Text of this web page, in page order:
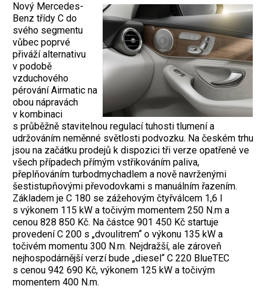
Nový Mercedes-
Benz třídy C do
svého segmentu
vůbec poprvé
přiváží alternativu
v podobě
vzduchového
pérování Airmatic na
obou nápravách
v kombinaci
s průběžně stavitelnou regulací tuhosti tlumení a
udržováním neměnné světlosti podvozku. Na českém trhu
jsou na začátku prodejů k dispozici tři verze opatřené ve
všech případech přímým vstřikováním paliva,
přeplňováním turbodmychadlem a nově navrženými
šestistupňovými převodovkami s manuálním řazením.
Základem je C 180 se zážehovým čtyřválcem 1,6 l
s výkonem 115 kW a točivým momentem 250 N.m a
cenou 828 850 Kč. Na částce 901 450 Kč startuje
provedení C 200 s „dvoulitrem“ o výkonu 135 kW a
točivém momentu 300 N.m. Nejdražší, ale zároveň
nejhospodárnější verzí bude „diesel“ C 220 BlueTEC
s cenou 942 690 Kč, výkonem 125 kW a točivým
momentem 400 N.m.